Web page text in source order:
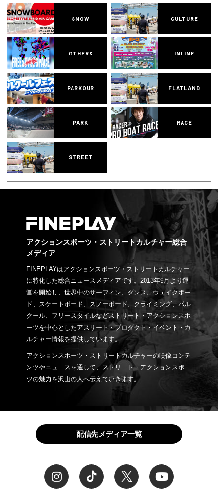
SNOW CULTURE
OTHERS INLINE
PARKOUR FLATLAND
PARK RACE
STREET
アクションスポーツ・ストリートカルチャー総合
メディア
FINEPLAYはアクションスポーツ・ストリートカルチャー
に特化した総合ニュースメディアです。2013年9月より運
営を開始し、世界中のサーフィン、ダンス、ウェイクボー
ド、スケートボード、スノーボード、クライミング、パル
クール、フリースタイルなどストリート・アクションスポ
ーツを中心としたアスリート・プロダクト・イベント・カ
ルチャー情報を提供しています。
アクションスポーツ・ストリートカルチャーの映像コンテ
ンツやニュースを通して、ストリート・アクションスポー
ツの魅力を沢山の人へ伝えていきます。
配信先メディア一覧